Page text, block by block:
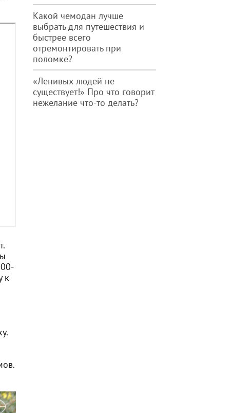
к
Какой чемодан лучше
выбрать для путешествия и
быстрее всего
отремонтировать при
поломке?
«Ленивых людей не
существует!» Про что говорит
нежелание что-то делать?